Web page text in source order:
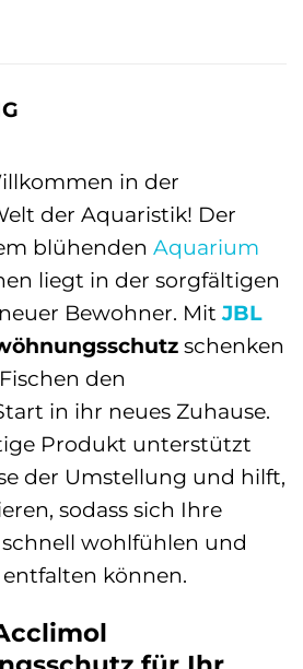
in der
der Aquaristik! Der
blühenden Aquarium
liegt in der sorgfältigen
Bewohner. MitJBL
schenken
den
in ihr neues Zuhause.
Produkt unterstützt
der Umstellung und hilft,
sodass sich Ihre
wohlfühlen und
können.